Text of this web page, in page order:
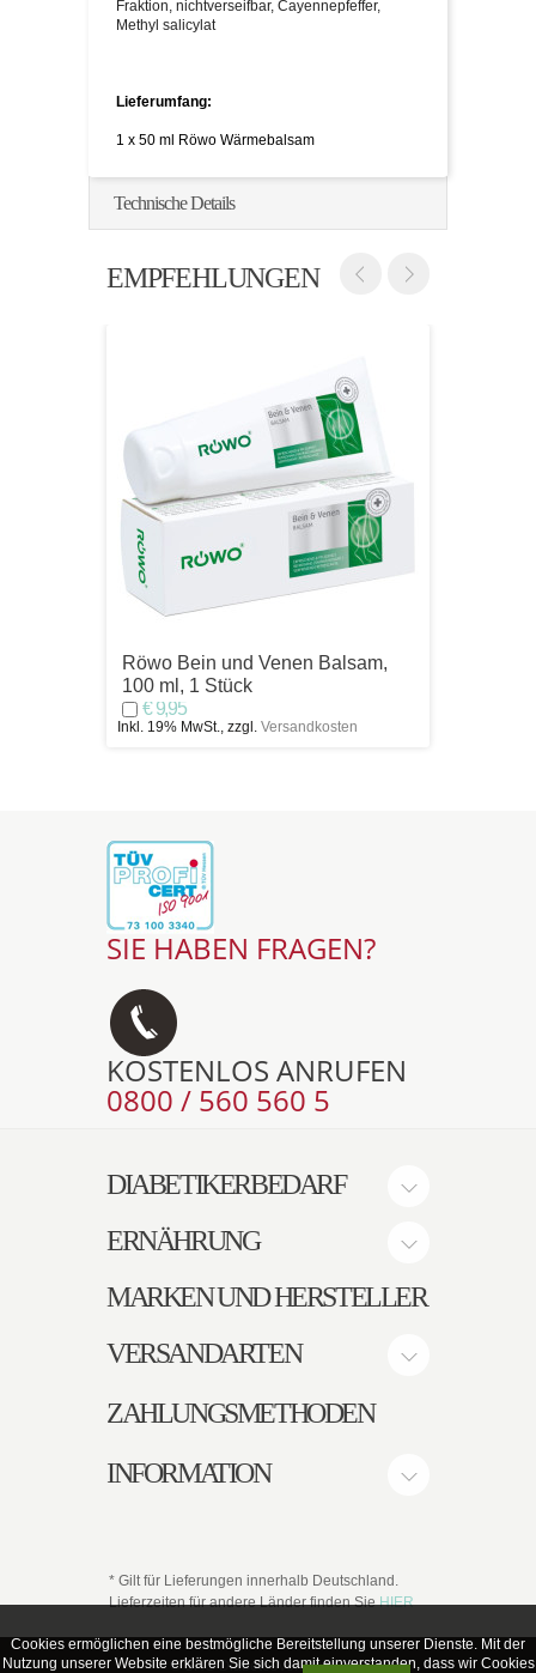
Cookies ermöglichen eine bestmögliche Bereitstellung unserer Dienste. Mit der
Nutzung unserer Website erklären Sie sich damit einverstanden, dass wir Cookies
Fraktion, nichtverseifbar, Cayennepfeffer,
Methyl salicylat
Lieferumfang:
1 x 50 ml Röwo Wärmebalsam
Technische Details
EMPFEHLUNGEN
Röwo Bein und Venen Balsam,
100 ml, 1 Stück
€ 9,95
Inkl. 19% MwSt., zzgl. Versandkosten
SIE HABEN FRAGEN?
KOSTENLOS ANRUFEN
0800 / 560 560 5
DIABETIKERBEDARF
ERNÄHRUNG
MARKEN UND HERSTELLER
VERSANDARTEN
ZAHLUNGSMETHODEN
INFORMATION
* Gilt für Lieferungen innerhalb Deutschland.
Lieferzeiten für andere Länder finden SieHIER
© SHG DiabetesVersandhaus.